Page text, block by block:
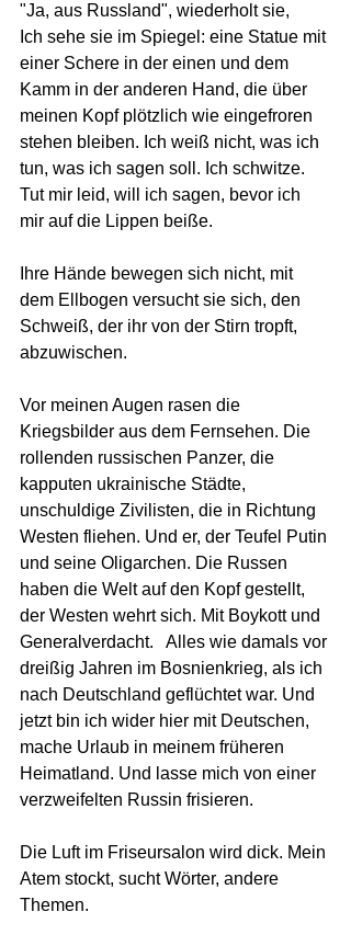
"Ja, aus Russland", wiederholt sie,
Ich sehe sie im Spiegel: eine Statue mit
einer Schere in der einen und dem
Kamm in der anderen Hand, die über
meinen Kopf plötzlich wie eingefroren
stehen bleiben. Ich weiß nicht, was ich
tun, was ich sagen soll. Ich schwitze.
Tut mir leid, will ich sagen, bevor ich
mir auf die Lippen beiße.
Ihre Hände bewegen sich nicht, mit
dem Ellbogen versucht sie sich, den
Schweiß, der ihr von der Stirn tropft,
abzuwischen.
Vor meinen Augen rasen die
Kriegsbilder aus dem Fernsehen. Die
rollenden russischen Panzer, die
kapputen ukrainische Städte,
unschuldige Zivilisten, die in Richtung
Westen fliehen. Und er, der Teufel Putin
und seine Oligarchen. Die Russen
haben die Welt auf den Kopf gestellt,
der Westen wehrt sich. Mit Boykott und
Generalverdacht.   Alles wie damals vor
dreißig Jahren im Bosnienkrieg, als ich
nach Deutschland geflüchtet war. Und
jetzt bin ich wider hier mit Deutschen,
mache Urlaub in meinem früheren
Heimatland. Und lasse mich von einer
verzweifelten Russin frisieren.
Die Luft im Friseursalon wird dick. Mein
Atem stockt, sucht Wörter, andere
Themen.